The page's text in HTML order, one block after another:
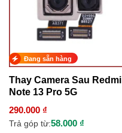
Thay Camera Sau Redmi
Note 13 Pro 5G
290.000 ₫
Trả góp từ:58.000 ₫
Đang sẵn hàng